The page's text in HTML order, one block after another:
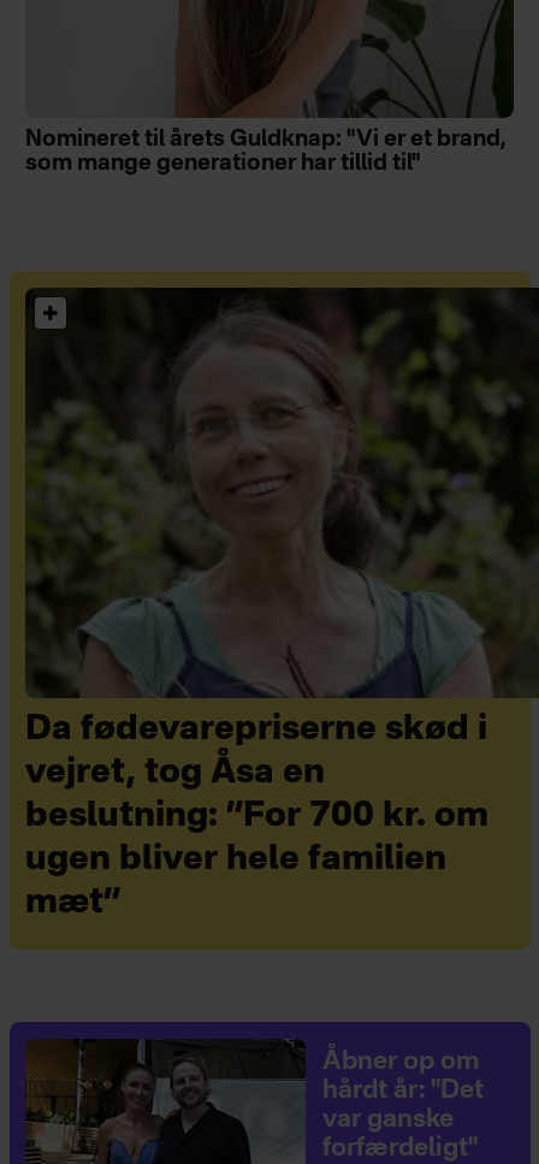
Nomineret til årets Guldknap: "Vi er et brand,
som mange generationer har tillid til"
Da fødevarepriserne skød i
vejret, tog Åsa en
beslutning: ”For 700 kr. om
ugen bliver hele familien
mæt”
Åbner op om
hårdt år: "Det
var ganske
forfærdeligt"